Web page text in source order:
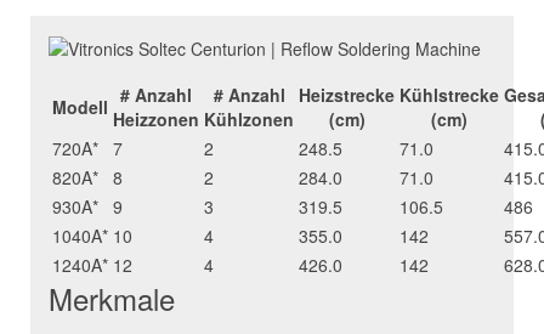
Modell # Anzahl
Heizzonen
# Anzahl
Kühlzonen
Heizstrecke
(cm)
Kühlstrecke
(cm)
720A* 7 2 248.5 71.0
820A* 8 2 284.0 71.0
930A* 9 3 319.5 106.5
486
1040A* 10 4 355.0 142
1240A* 12 4 426.0 142
Merkmale